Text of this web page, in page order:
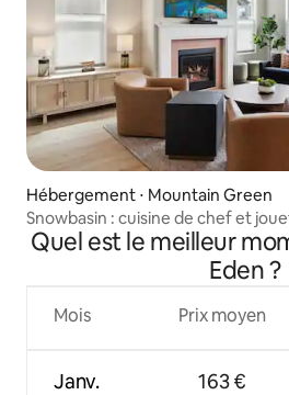
Hébergement ⋅ Mountain Green
Snowbasin : cuisine de chef et
Quel est le meilleur
Eden ?
Mois
Janv.
Prix moyen
163 €